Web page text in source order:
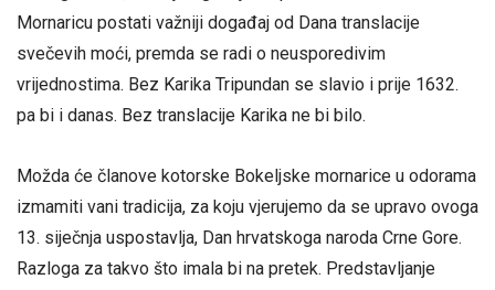
Mornaricu postati važniji događaj od Dana translacije
svečevih moći, premda se radi o neusporedivim
vrijednostima. Bez Karika Tripundan se slavio i prije 1632.
pa bi i danas. Bez translacije Karika ne bi bilo.
Možda će članove kotorske Bokeljske mornarice u odorama
izmamiti vani tradicija, za koju vjerujemo da se upravo ovoga
13. siječnja uspostavlja, Dan hrvatskoga naroda Crne Gore.
Razloga za takvo što imala bi na pretek. Predstavljanje